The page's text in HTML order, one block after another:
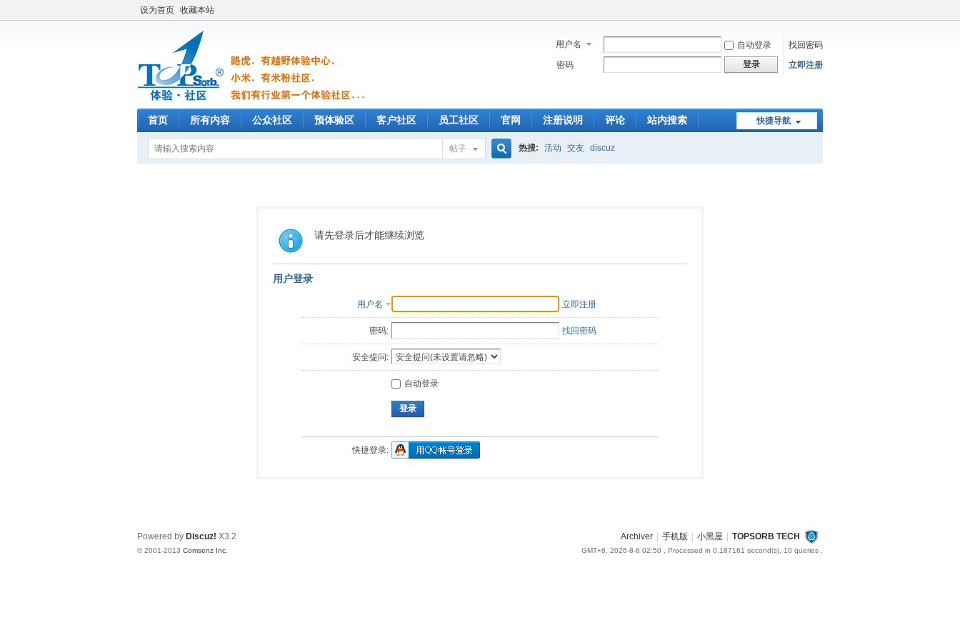
设为首页 收藏本站
用户名 自动登录
找回密码
密码
登录 立即注册
快捷导航
首页 所有内容 公众社区 预体验区 客户社区 员工社区 官网 注册说明 评论
站内搜索
帖子 热搜: 活动 交友 discuz
请先登录后才能继续浏览
用户登录
用户名 立即注册
密码: 找回密码
安全提问:
自动登录
登录
快捷登录:
Archiver 手机版 小黑屋 TOPSORB TECH
GMT+8, 2026-8-8 02:50 , Processed in 0.187161 second(s), 10 queries .
Powered by Discuz! X3.2
© 2001-2013 Comsenz Inc.